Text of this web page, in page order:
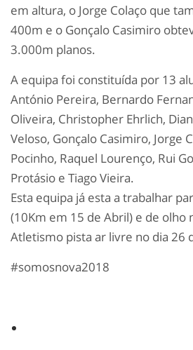
em altura, o Jorge Colaço que
400m e o Gonçalo Casimiro
3.000m planos.
A equipa foi constituída por 13
António Pereira, Bernardo
Oliveira, Christopher Ehrlich,
Veloso, Gonçalo Casimiro, Jorge
Pocinho, Raquel Lourenço, Rui
Protásio e Tiago Vieira.
Esta equipa já esta a trabalhar
(10Km em 15 de Abril) e de olho
Atletismo pista ar livre no dia 26
#somosnova2018